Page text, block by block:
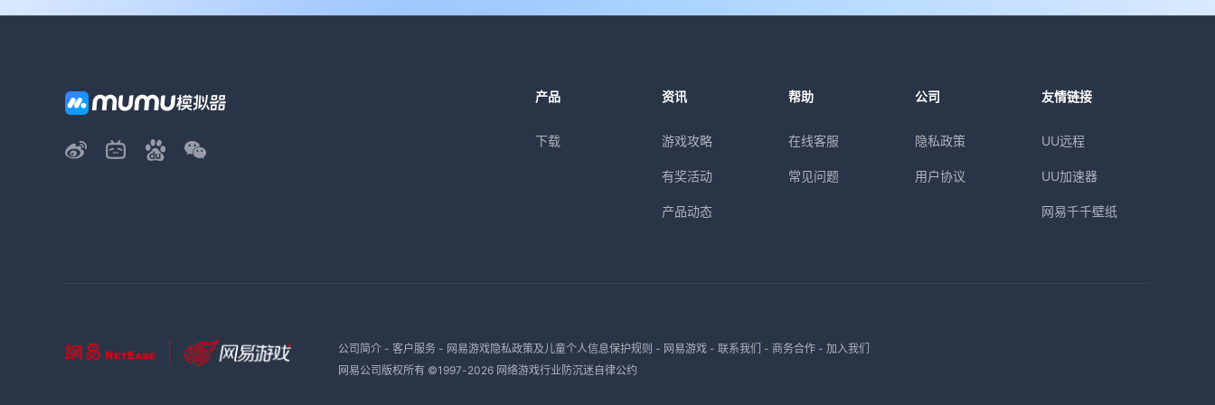
产品
下载
资讯
游戏攻略
有奖活动
产品动态
帮助
在线客服
常见问题
公司
隐私政策
用户协议
友情链接
UU远程
UU加速器
网易千千壁纸
公司简介- 客户服务- 网易游戏隐私政策及儿童个人信息保护规则 - 网易游戏- 联系我们 - 商务合作- 加入我们
网易公司版权所有 ©1997-2026 网络游戏行业防沉迷自律公约